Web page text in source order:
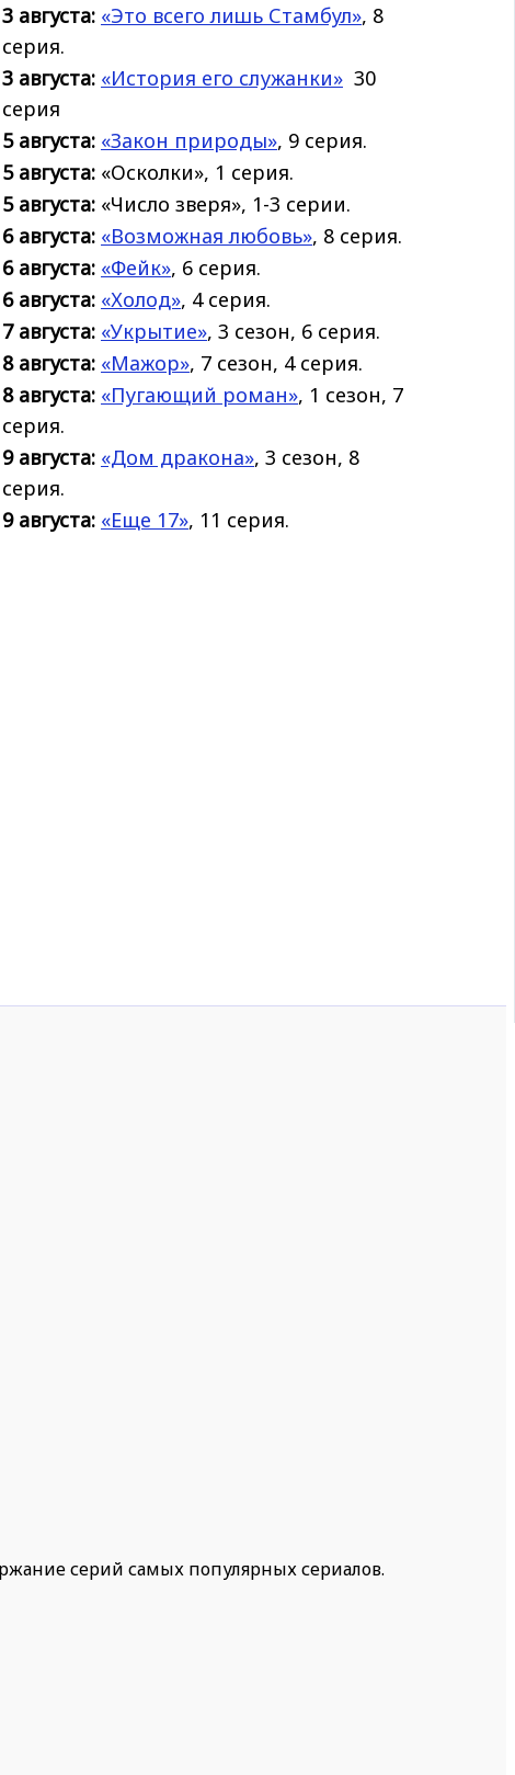
3 августа: «Это всего лишь Стамбул», 8
серия.
3 августа: «История его служанки» 30
серия
5 августа: «Закон природы», 9 серия.
5 августа: «Осколки», 1 серия.
5 августа: «Число зверя», 1-3 серии.
6 августа: «Возможная любовь», 8 серия.
6 августа: «Фейк», 6 серия.
6 августа: «Холод», 4 серия.
7 августа: «Укрытие», 3 сезон, 6 серия.
8 августа: «Мажор», 7 сезон, 4 серия.
8 августа: «Пугающий роман», 1 сезон, 7
серия.
9 августа: «Дом дракона», 3 сезон, 8
серия.
9 августа: «Еще 17», 11 серия.
серий самых популярных сериалов.